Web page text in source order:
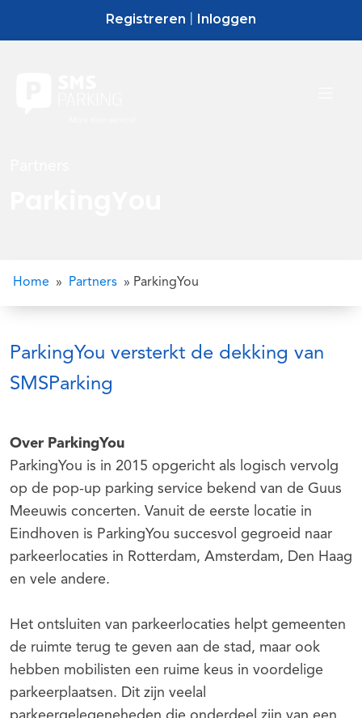
Registreren Inloggen
Home » Partners » ParkingYou
ParkingYou versterkt de dekking van
SMSParking
Over ParkingYou
ParkingYou is in 2015 opgericht als logisch vervolg
op de pop-up parking service bekend van de Guus
Meeuwis concerten. Vanuit de eerste locatie in
Eindhoven is ParkingYou succesvol gegroeid naar
parkeerlocaties in Rotterdam, Amsterdam, Den Haag
en vele andere.
Het ontsluiten van parkeerlocaties helpt gemeenten
de ruimte terug te geven aan de stad, maar ook
hebben mobilisten een ruime keus in voordelige
parkeerplaatsen. Dit zijn veelal